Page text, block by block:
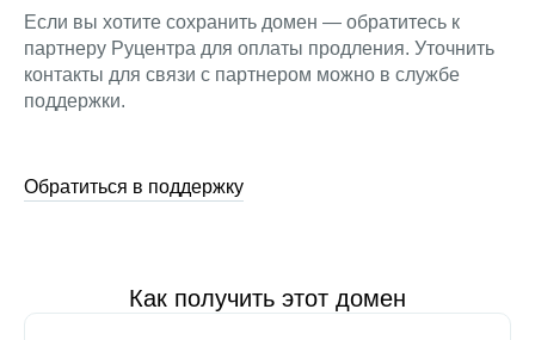
Если вы хотите сохранить домен — обратитесь к
партнеру Руцентра для оплаты продления. Уточнить
контакты для связи с партнером можно в службе
поддержки.
Обратиться в поддержку
Как получить этот домен